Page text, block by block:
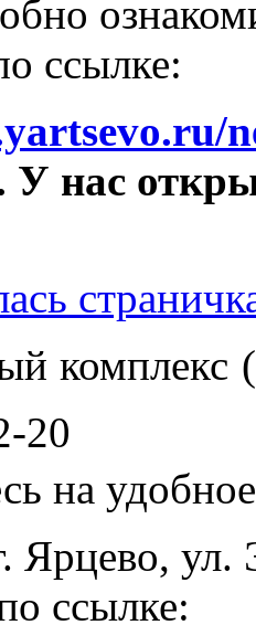
ссылке:
У нас
комплекс
20
на
Ярцево, ул.
ссылке: